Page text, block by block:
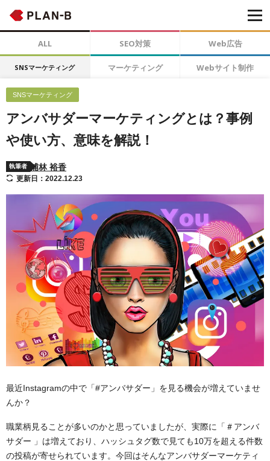
ALL SEO対策 Web広告
SNSマーケティング マーケティング Webサイト制作
SNSマーケティング
アンバサダーマーケティングとは？事例
や使い方、意味を解説！
執筆者 浦林 裕香
更新日：2022.12.23
最近Instagramの中で「#アンバサダー」を見る機会が増えていませ
んか？
職業柄見ることが多いのかと思っていましたが、実際に「＃アンバ
サダー 」は増えており、ハッシュタグ数で見ても10万を超える件数
の投稿が寄せられています。今回はそんなアンバサダーマーケティ